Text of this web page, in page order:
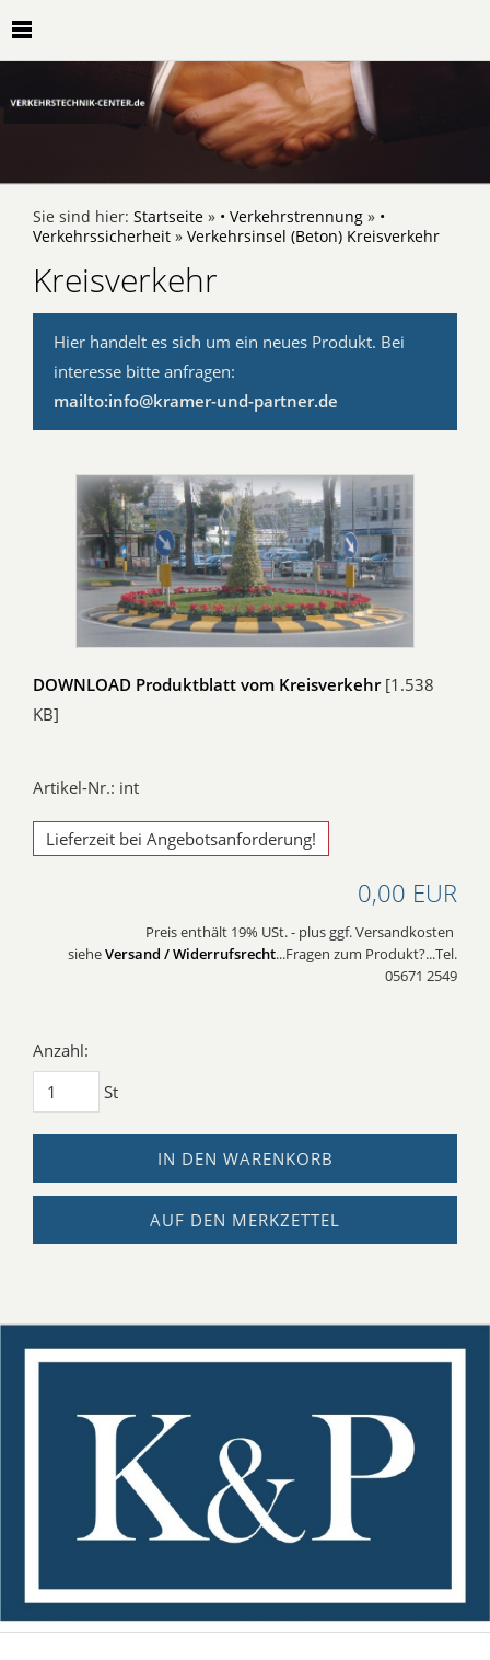
Sie sind hier: Startseite » • Verkehrstrennung » •
Verkehrssicherheit » Verkehrsinsel (Beton) Kreisverkehr
Kreisverkehr
Hier handelt es sich um ein neues Produkt. Bei
interesse bitte anfragen:
mailto:info@kramer-und-partner.de
DOWNLOAD Produktblatt vom Kreisverkehr[1.538
KB]
Artikel-Nr.: int
Lieferzeit bei Angebotsanforderung!
0,00 EUR
Preis enthält 19% USt. - plus ggf. Versandkosten
sieheVersand / Widerrufsrecht...Fragen zum Produkt?...Tel.
05671 2549
Anzahl:
St
IN DEN WARENKORB
AUF DEN MERKZETTEL